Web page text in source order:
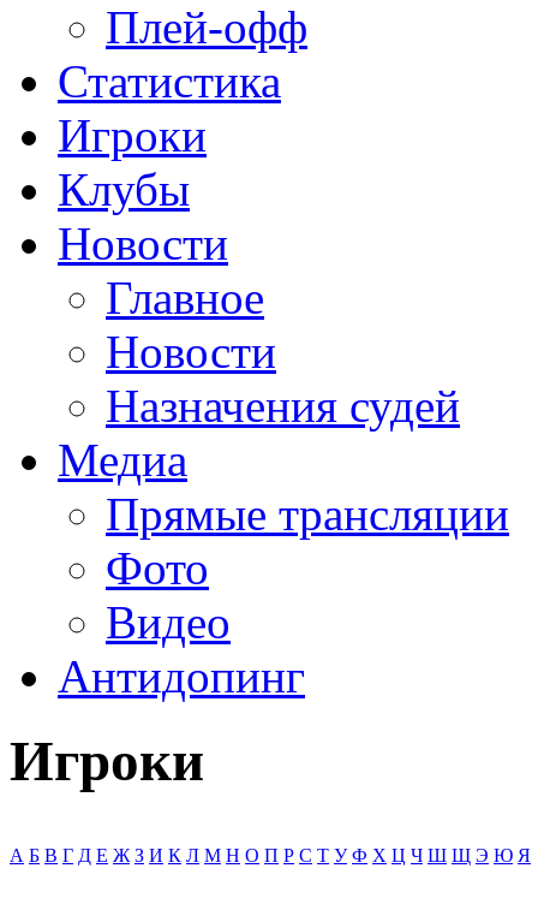
Плей-офф
Статистика
Игроки
Клубы
Новости
Главное
Новости
Назначения судей
Медиа
Прямые трансляции
Фото
Видео
Антидопинг
Игроки
А Б В Г Д Е Ж З И К Л М Н О П Р С Т У Ф Х Ц Ч Ш Щ Э Ю Я